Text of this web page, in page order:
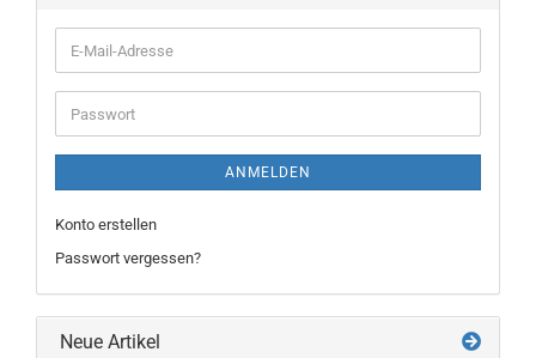
E-
Mail-
Adresse
Passwort
ANMELDEN
Konto erstellen
Passwort vergessen?
Neue Artikel